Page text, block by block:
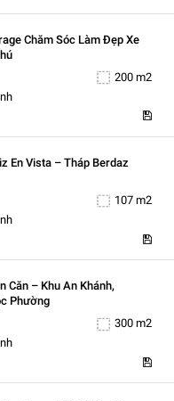
Chăm Sóc Làm Đẹp Xe
200 m2
En Vista – Tháp Berdaz
107 m2
Căn – Khu An Khánh,
Phường
300 m2